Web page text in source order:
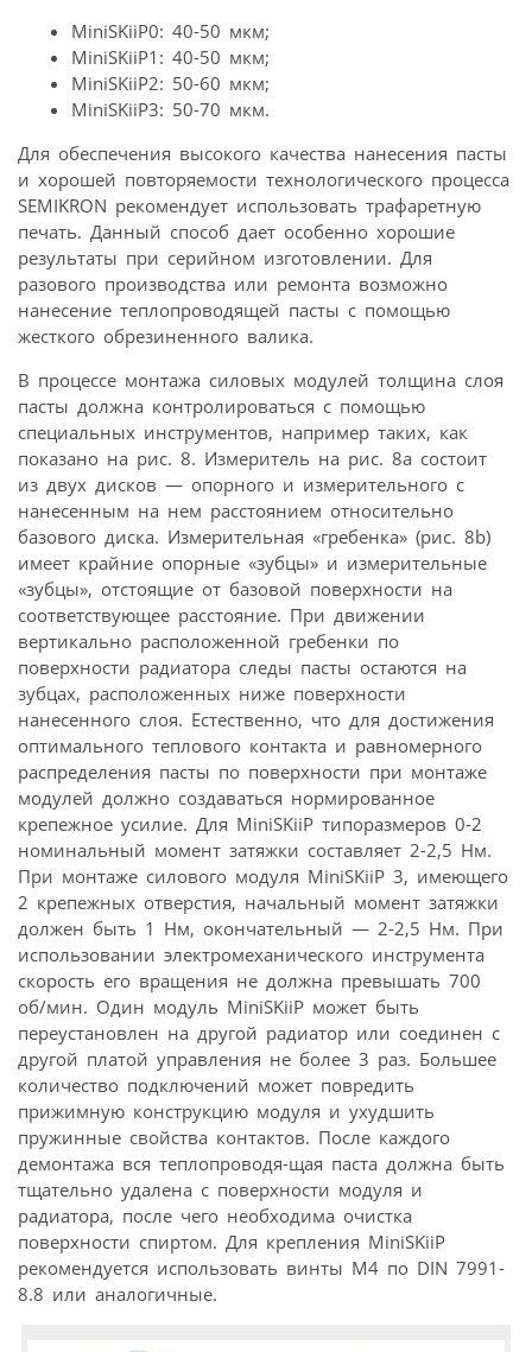
MiniSKiiP0: 40-50 мкм;
MiniSKiiP1: 40-50 мкм;
MiniSKiiP2: 50-60 мкм;
MiniSKiiP3: 50-70 мкм.
Для обеспечения высокого качества нанесения пасты
и хорошей повторяемости технологического процесса
SEMIKRON рекомендует использовать трафаретную
печать. Данный способ дает особенно хорошие
результаты при серийном изготовлении. Для
разового производства или ремонта возможно
нанесение теплопроводящей пасты с помощью
жесткого обрезиненного валика.
В процессе монтажа силовых модулей толщина слоя
пасты должна контролироваться с помощью
специальных инструментов, например таких, как
показано на рис. 8. Измеритель на рис. 8а состоит
из двух дисков — опорного и измерительного с
нанесенным на нем расстоянием относительно
базового диска. Измерительная «гребенка» (рис. 8b)
имеет крайние опорные «зубцы» и измерительные
«зубцы», отстоящие от базовой поверхности на
соответствующее расстояние. При движении
вертикально расположенной гребенки по
поверхности радиатора следы пасты остаются на
зубцах, расположенных ниже поверхности
нанесенного слоя. Естественно, что для достижения
оптимального теплового контакта и равномерного
распределения пасты по поверхности при монтаже
модулей должно создаваться нормированное
крепежное усилие. Для MiniSKiiP типоразмеров 0-2
номинальный момент затяжки составляет 2-2,5 Нм.
При монтаже силового модуля MiniSKiiP 3, имеющего
2 крепежных отверстия, начальный момент затяжки
должен быть 1 Нм, окончательный — 2-2,5 Нм. При
использовании электромеханического инструмента
скорость его вращения не должна превышать 700
об/мин. Один модуль MiniSKiiP может быть
переустановлен на другой радиатор или соединен с
другой платой управления не более 3 раз. Большее
количество подключений может повредить
прижимную конструкцию модуля и ухудшить
пружинные свойства контактов. После каждого
демонтажа вся теплопроводя-щая паста должна быть
тщательно удалена с поверхности модуля и
радиатора, после чего необходима очистка
поверхности спиртом. Для крепления MiniSKiiP
рекомендуется использовать винты М4 по DIN 7991-
8.8 или аналогичные.